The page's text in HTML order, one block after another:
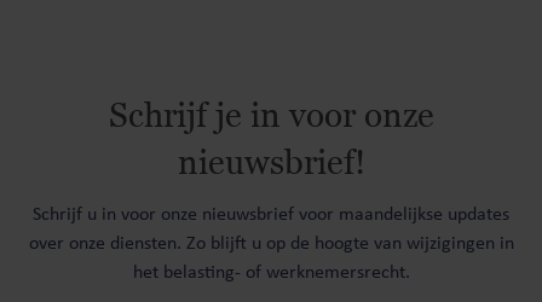
Schrijf je in voor onze
nieuwsbrief!
Schrijf u in voor onze nieuwsbrief voor maandelijkse updates
over onze diensten. Zo blijft u op de hoogte van wijzigingen in
het belasting- of werknemersrecht.